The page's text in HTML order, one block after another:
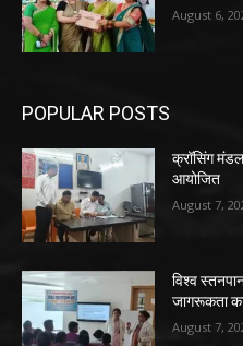
August 6,
POPULAR POSTS
क्रॉसिंग मंडल
आयोजित
August 7,
विश्व
जागरूकता
August 7,